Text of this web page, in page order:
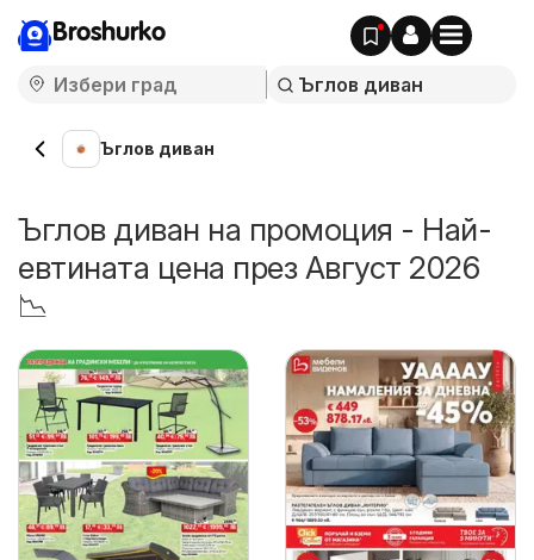
Broshurko
Ъглов диван
Ъглов диван на промоция - Най-
евтината цена през Август 2026
📉